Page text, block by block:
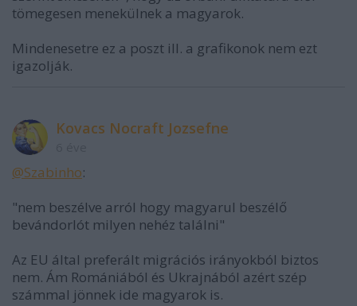
tömegesen menekülnek a magyarok.
Mindenesetre ez a poszt ill. a grafikonok nem ezt
igazolják.
Kovacs Nocraft Jozsefne
@Szabinho:
"nem beszélve arról hogy magyarul beszélő
bevándorlót milyen nehéz találni"
Az EU által preferált migrációs irányokból biztos
nem. Ám Romániából és Ukrajnából azért szép
számmal jönnek ide magyarok is.